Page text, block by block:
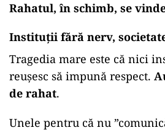
Rahatul, în schimb, se
Instituții fără nerv,
Tragedia mare este că nici
reușesc să impună respect.
de rahat.
Unele pentru că nu